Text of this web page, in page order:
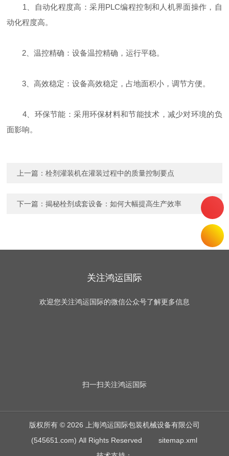
‌1、自动化程度高‌：采用PLC编程控制和人机界面操作，自
动化程度高‌。
‌2、温控精确‌：设备温控精确，运行平稳‌。
‌3、高效稳定‌：设备高效稳定，占地面积小，调节方便‌。
‌4、环保节能‌：采用环保材料和节能技术，减少对环境的负
面影响‌。
上一篇：栓剂灌装机在灌装过程中的质量控制要点
下一篇：揭秘栓剂成套设备：如何大幅提高生产效率
关注鸿运国际
欢迎您关注鸿运国际的微信公众号了解更多信息
扫一扫关注鸿运国际
版权所有 © 2026 上海鸿运国际包装机械设备有限公司
(545651.com) All Rights Reservedsitemap.xml